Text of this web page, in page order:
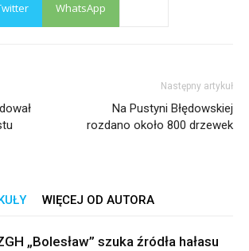
WhatsApp
Następny artykuł
Na Pustyni Błędowskiej
rozdano około 800 drzewek
WIĘCEJ OD AUTORA
„Bolesław” szuka źródła hałasu